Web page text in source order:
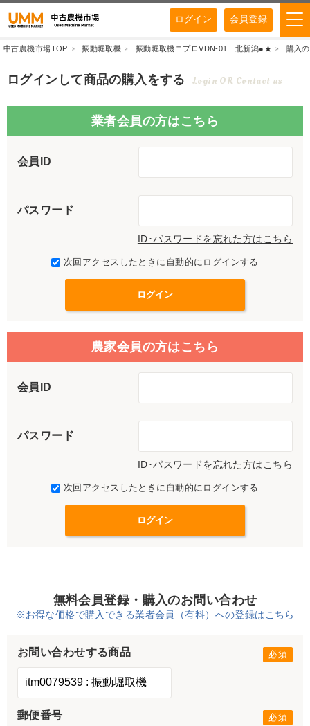
ログイン 会員登録
中古農機市場TOP 振動堀取機 振動堀取機ニプロVDN-01 北新潟●★ 購入
ログインして商品の購入をする Login OR Contact us
業者会員の方はこちら
会員ID
パスワード
ID･パスワードを忘れた方はこちら
次回アクセスしたときに自動的にログインする
農家会員の方はこちら
会員ID
パスワード
ID･パスワードを忘れた方はこちら
次回アクセスしたときに自動的にログインする
無料会員登録・購入のお問い合わせ
※お得な価格で購入できる業者会員（有料）への登録はこちら
お問い合わせする商品
郵便番号